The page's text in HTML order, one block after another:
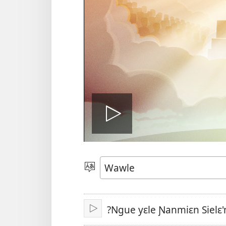
Play
video
Kle
aniɛn
kun
Bo ?Ngue yɛle Ɲanmiɛn